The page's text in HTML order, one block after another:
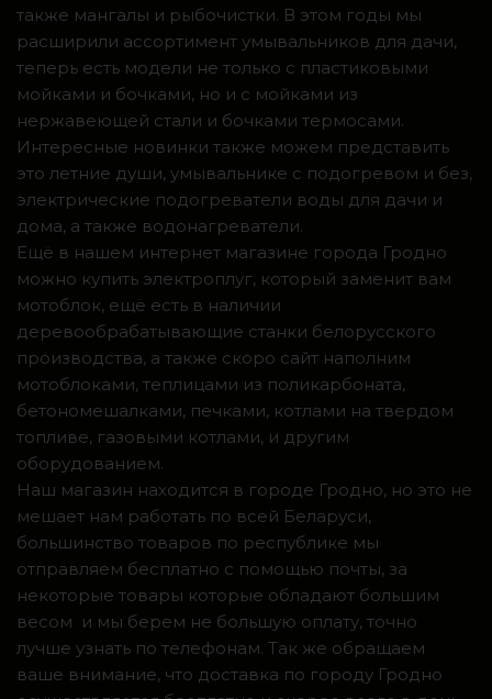
также мангалы и рыбочистки. В этом годы мы
расширили ассортимент умывальников для дачи,
теперь есть модели не только с пластиковыми
мойками и бочками, но и с мойками из
нержавеющей стали и бочками термосами.
Интересные новинки также можем представить
это летние души, умывальнике с подогревом и без,
электрические подогреватели воды для дачи и
дома, а также водонагреватели.
Ещё в нашем интернет магазине города Гродно
можно купить электроплуг, который заменит вам
мотоблок, ещё есть в наличии
деревообрабатывающие станки белорусского
производства, а также скоро сайт наполним
мотоблоками, теплицами из поликарбоната,
бетономешалками, печками, котлами на твердом
топливе, газовыми котлами, и другим
оборудованием.
Наш магазин находится в городе Гродно, но это не
мешает нам работать по всей Беларуси,
большинство товаров по республике мы
отправляем бесплатно с помощью почты, за
некоторые товары которые обладают большим
весом и мы берем не большую оплату, точно
лучше узнать по телефонам. Так же обращаем
ваше внимание, что доставка по городу Гродно